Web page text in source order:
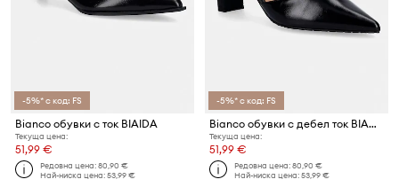
-5%* с код: FS
Bianco обувки с ток BIAIDA
Текуща цена:
51,99 €
Редовна цена:80,90 €
Най-ниска цена:53,99 €
-5%* с код: FS
Bianco обувки с дебел ток BIAMONROE
Текуща цена:
51,99 €
Редовна цена:80,90 €
Най-ниска цена:53,99 €